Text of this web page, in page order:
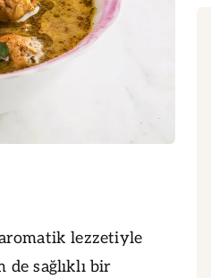
lezzetiyle
sağlıklı bir